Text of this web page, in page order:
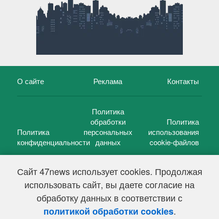
Сайт 47news использует cookies. Продолжая
использовать сайт, вы даете согласие на
обработку данных в соответствии с
политикой обработки cookies.
О сайте Реклама Контакты
Политика
конфиденциальности
Политика
обработки
персональных
данных
Политика
использования
cookie-файлов
47 новостей (47 news)2005 — 2026 г.
Свидетельство о регистрации СМИ Эл № ФС 77-39848, выдано
Федеральной службой по надзору в сфере связи,
информационных технологий и массовых коммуникаций